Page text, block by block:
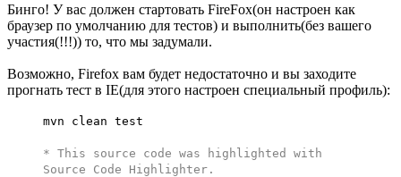
Бинго! У вас должен стартовать FireFox(он настроен как
браузер по умолчанию для тестов) и выполнить(без вашего
участия(!!!)) то, что мы задумали.
Возможно, Firefox вам будет недостаточно и вы заходите
прогнать тест в IE(для этого настроен специальный профиль):
mvn clean test
* This source code was highlighted with
Source Code Highlighter .